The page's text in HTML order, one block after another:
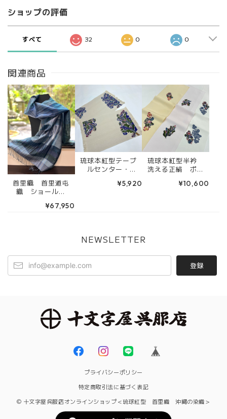
ショップの評価
すべて 32 0 0
関連商品
首里織 首里道屯
織 ショール
¥67,950
琉球本紅型テーブ
ルセンター・
蕉 藍色 緑色
¥5,920
琉球本紅型半衿
洗える正絹 ポイ
ブーゲンビリア
¥10,600
NEWSLETTER
登録
プライバシーポリシー
特定商取引法に基づく表記
© 十文字屋呉服店オンラインショップ＜琉球紅型 首里織 沖縄の染織＞